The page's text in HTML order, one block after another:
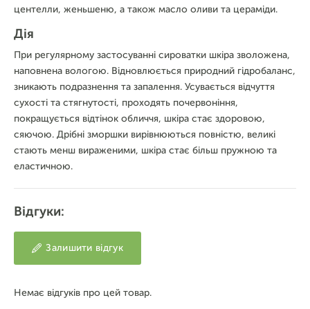
центелли, женьшеню, а також масло оливи та цераміди.
Дія
При регулярному застосуванні сироватки шкіра зволожена,
наповнена вологою. Відновлюється природний гідробаланс,
зникають подразнення та запалення. Усувається відчуття
сухості та стягнутості, проходять почервоніння,
покращується відтінок обличчя, шкіра стає здоровою,
сяючою. Дрібні зморшки вирівнюються повністю, великі
стають менш вираженими, шкіра стає більш пружною та
еластичною.
Відгуки:
Залишити відгук
Немає відгуків про цей товар.